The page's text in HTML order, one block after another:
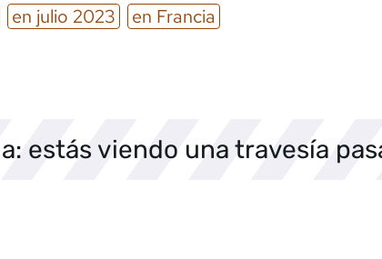
en julio 2023 en Francia
estás viendo una travesía